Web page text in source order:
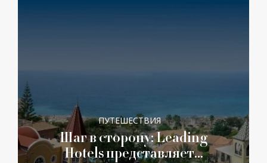
ПУТЕШЕСТВИЯ
Шаг в сторону: Leading
Hotels представляет…